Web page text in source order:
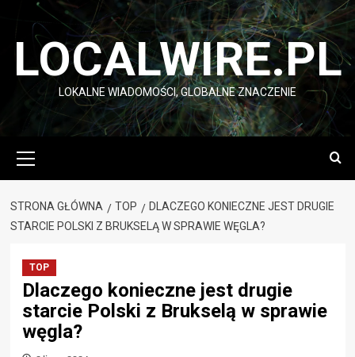
Przejdź
LOCALWIRE.PL
LOKALNE WIADOMOŚCI, GLOBALNE ZNACZENIE
główne
STRONA GŁÓWNA TOP
DLACZEGO KONIECZNE JEST DRUGIE
STARCIE POLSKI Z BRUKSELĄ W SPRAWIE WĘGLA?
TOP
Dlaczego konieczne jest drugie
starcie Polski z Brukselą w sprawie
węgla?